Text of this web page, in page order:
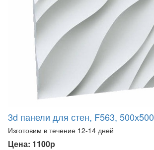
3d панели для стен, F563, 500х500
Изготовим в течение 12-14 дней
Цена: 1100р